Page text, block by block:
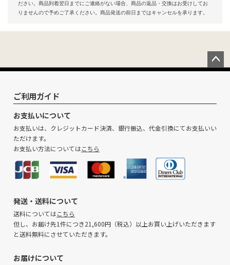
ださい。商品到着翌日までにご連絡がない場合、商品の返品・交換はお受けしてお
りませんので予めご了承ください。商品発送の前日まではキャンセルを承ります。
ペー
へ
ご利用ガイド
お支払いについて
お支払いは、クレジットカード決済、銀行振込、代金引換にてお支払いい
ただけます。
お支払い方法についてはこちら
発送・送料について
送料についてはこちら
但し、お届け先1件につき21,600円（税込）以上お買い上げいただきます
と送料無料にさせていただきます。
お届けについて